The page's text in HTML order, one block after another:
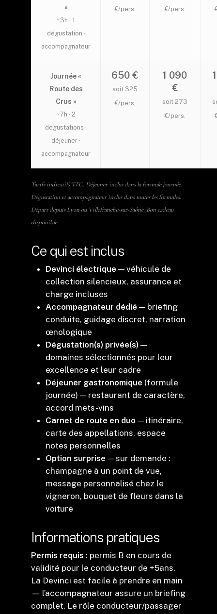
»
~3h · 1
dégustation ·
accompagnateur
€/pers.
€/pers.
Journée «
Route des
Crus »
~7h · 2
dégustations ·
déjeuner ·
accompagnateur
650 €
soit 325
€/pers.
1 090
€
soit 273
€/pers.
Tarifs indicatifs TTC. Déjeuner inclus dans la formule journée.
Dégustation et accompagnateur inclus dans toutes les formules.
Départ depuis Lyon ou Villefranche-sur-Saône. Bon cadeau
disponible.
Ce qui est inclus
Devinci électrique — véhicule de
collection silencieux, assurance et
charge incluses
Accompagnateur dédié — briefing
conduite, guidage discret, narration
œnologique
Dégustation(s) privée(s) —
domaines sélectionnés pour leur
excellence et leur cadre
Déjeuner gastronomique (formule
journée) — restaurant de caractère,
accord mets-vins
Carnet de route en duo — itinéraire,
carte des appellations, espace
notes personnelles
Option surprise — sur demande :
champagne à un point de vue,
message personnalisé chez le
vigneron, bouquet de fleurs dans la
voiture
Informations pratiques
Permis requis : permis B en cours de
validité pour le conducteur de +5ans.
La Devinci est facile à prendre en main
— l’accompagnateur assure un briefing
complet. Le rôle conducteur/passager